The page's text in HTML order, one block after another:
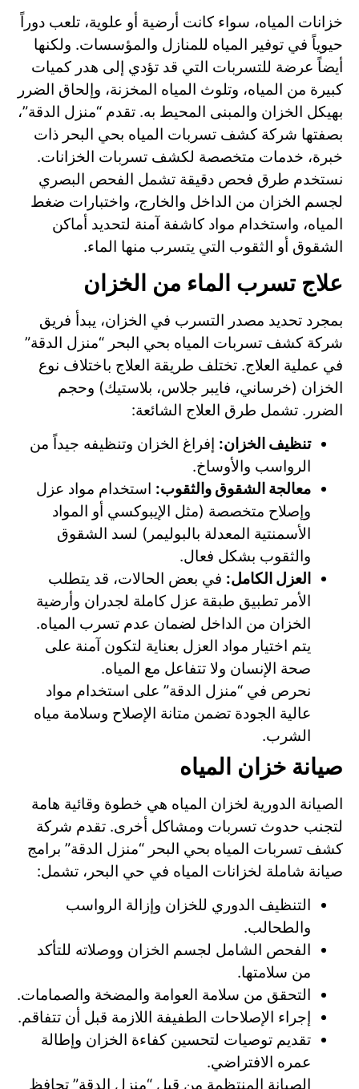
خزانات المياه، سواء كانت أرضية أو علوية، تلعب دوراً
حيوياً في توفير المياه للمنازل والمؤسسات. ولكنها
أيضاً عرضة للتسربات التي قد تؤدي إلى هدر كميات
كبيرة من المياه، وتلوث المياه المخزنة، وإلحاق الضرر
بهيكل الخزان والمبنى المحيط به. تقدم “منزل الدقة”،
بصفتها شركة كشف تسربات المياه بحي البحر ذات
خبرة، خدمات متخصصة لكشف تسربات الخزانات.
نستخدم طرق فحص دقيقة تشمل الفحص البصري
لجسم الخزان من الداخل والخارج، واختبارات ضغط
المياه، واستخدام مواد كاشفة آمنة لتحديد أماكن
الشقوق أو الثقوب التي يتسرب منها الماء.
علاج تسرب الماء من الخزان
بمجرد تحديد مصدر التسرب في الخزان، يبدأ فريق
شركة كشف تسربات المياه بحي البحر “منزل الدقة”
في عملية العلاج. تختلف طريقة العلاج باختلاف نوع
الخزان (خرساني، فايبر جلاس، بلاستيك) وحجم
الضرر. تشمل طرق العلاج الشائعة:
تنظيف الخزان: إفراغ الخزان وتنظيفه جيداً من
الرواسب والأوساخ.
معالجة الشقوق والثقوب: استخدام مواد عزل
وإصلاح متخصصة (مثل الإيبوكسي أو المواد
الأسمنتية المعدلة بالبوليمر) لسد الشقوق
والثقوب بشكل فعال.
العزل الكامل: في بعض الحالات، قد يتطلب
الأمر تطبيق طبقة عزل كاملة لجدران وأرضية
الخزان من الداخل لضمان عدم تسرب المياه.
يتم اختيار مواد العزل بعناية لتكون آمنة على
صحة الإنسان ولا تتفاعل مع المياه.
نحرص في “منزل الدقة” على استخدام مواد
عالية الجودة تضمن متانة الإصلاح وسلامة مياه
الشرب.
صيانة خزان المياه
الصيانة الدورية لخزان المياه هي خطوة وقائية هامة
لتجنب حدوث تسربات ومشاكل أخرى. تقدم شركة
كشف تسربات المياه بحي البحر “منزل الدقة” برامج
صيانة شاملة لخزانات المياه في حي البحر، تشمل:
التنظيف الدوري للخزان وإزالة الرواسب
والطحالب.
الفحص الشامل لجسم الخزان ووصلاته للتأكد
من سلامتها.
التحقق من سلامة العوامة والمضخة والصمامات.
إجراء الإصلاحات الطفيفة اللازمة قبل أن تتفاقم.
تقديم توصيات لتحسين كفاءة الخزان وإطالة
عمره الافتراضي.
الصيانة المنتظمة من قبل “منزل الدقة” تحافظ